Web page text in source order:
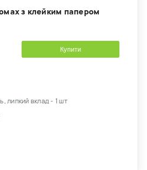
з клейким папером
Купити
липкий вклад - 1 шт